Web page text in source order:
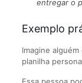
entregar o
Exemplo
Imagine
planilha